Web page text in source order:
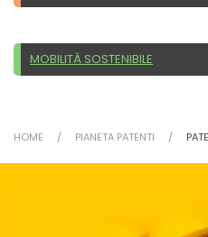
MOBILITÀ SOSTENIBILE
HOME PIANETA PATENTI